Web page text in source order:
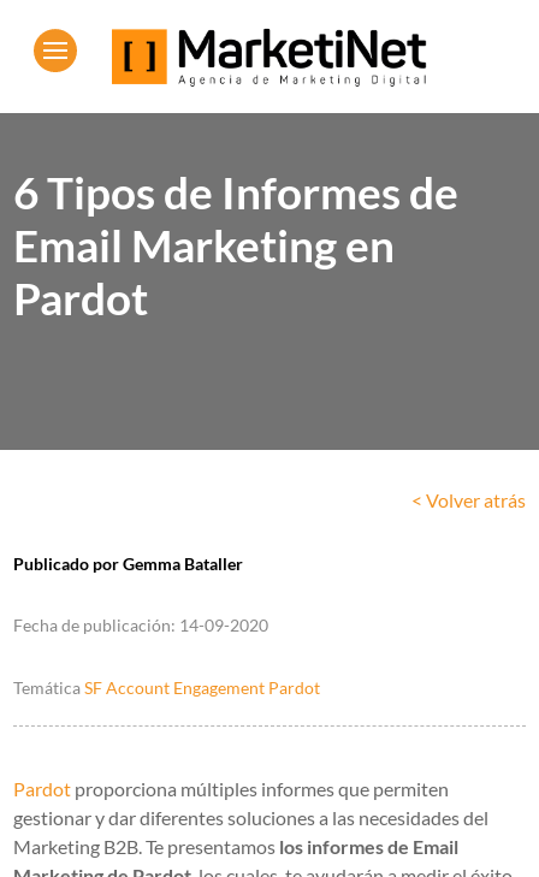
6 Tipos de Informes de
Email Marketing en
Pardot
< Volver atrás
Publicado porGemma Bataller
Fecha de publicación: 14-09-2020
TemáticaSF Account Engagement Pardot
Pardot proporciona múltiples informes que permiten
gestionar y dar diferentes soluciones a las necesidades del
Marketing B2B. Te presentamos los informes de Email